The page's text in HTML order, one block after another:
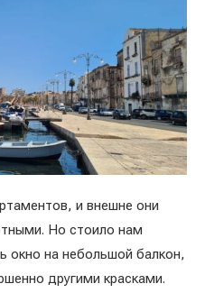
и внешне они
Но стоило нам
окно на небольшой балкон,
другими красками.